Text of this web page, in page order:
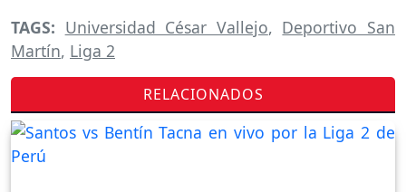
TAGS: Universidad César Vallejo, Deportivo San
Martín, Liga 2
RELACIONADOS